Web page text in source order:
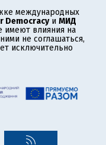
международных
Democracyи МИД
имеют влияния на
не соглашаться,
исключительно